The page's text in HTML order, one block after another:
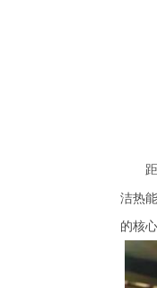
距
洁热
的核